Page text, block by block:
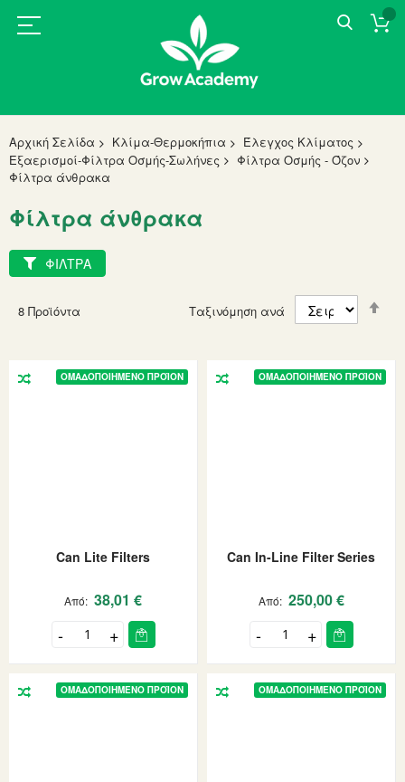
Αρχική Σελίδα Κλίμα-Θερμοκήπια
Έλεγχος Κλίματος
Εξαερισμοί-Φίλτρα Οσμής-Σωλήνες
Φίλτρα Οσμής - Όζον
Φίλτρα άνθρακα
Φίλτρα άνθρακα
8 Προϊόντα Ταξινόμηση ανά
ΟΜΑΔΟΠΟΙΗΜΈΝΟ ΠΡΟΪΌΝ
Can Lite Filters
Από 38,01 €
ΟΜΑΔΟΠΟΙΗΜΈΝΟ ΠΡΟΪΌΝ
Can In-Line Filter Series
Από 250,00 €
ΟΜΑΔΟΠΟΙΗΜΈΝΟ ΠΡΟΪΌΝ ΟΜΑΔΟΠΟΙΗΜΈΝΟ ΠΡΟΪΌΝ
ΦΙΛΤΡΑ